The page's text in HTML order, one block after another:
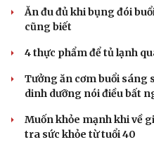
Ăn đu đủ khi bụng đói
cũng biết
4 thực phẩm để tủ lạnh
Tưởng ăn cơm buổi sáng
dinh dưỡng nói điều bất
Muốn khỏe mạnh khi về
tra sức khỏe từ tuổi 40